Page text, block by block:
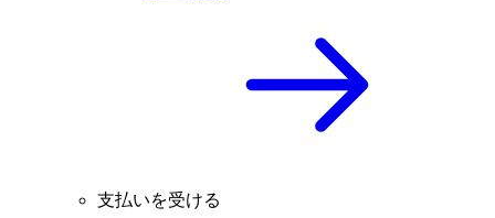
支払いを受ける